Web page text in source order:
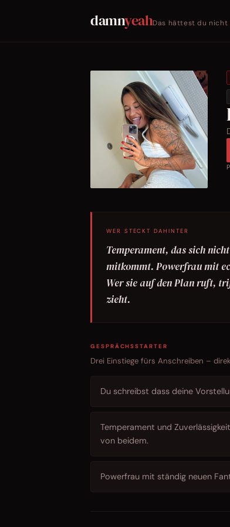
damnyeahDas hättest du
WER STECKT DAHINTER
Temperament, das sich
mitkommt. Powerfrau mit
Wer sie auf den Plan ruft,
zieht.
GESPRÄCHSSTARTER
Drei Einstiege fürs Anschreiben –
Du schreibst dass deine
Temperament und
von beidem.
Powerfrau mit ständig neuen